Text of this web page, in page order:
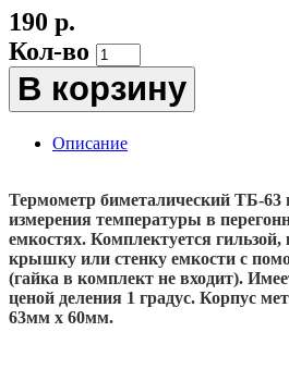
190 р.
Кол-во
В корзину
Описание
Термометр биметалический ТБ-63
измерения температуры в
емкостях. Комплектуется гильзой,
крышку или стенку емкости с
(гайка в комплект не входит).
ценой деления 1 градус. Корпус
63мм х 60мм.